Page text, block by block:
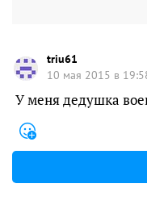
triu61
10 мая 2015 в
У меня дедушка